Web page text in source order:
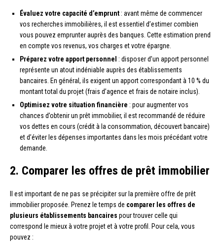
Évaluez votre capacité d’emprunt : avant même de commencer
vos recherches immobilières, il est essentiel d’estimer combien
vous pouvez emprunter auprès des banques. Cette estimation prend
en compte vos revenus, vos charges et votre épargne.
Préparez votre apport personnel : disposer d’un apport personnel
représente un atout indéniable auprès des établissements
bancaires. En général, ils exigent un apport correspondant à 10 % du
montant total du projet (frais d’agence et frais de notaire inclus).
Optimisez votre situation financière : pour augmenter vos
chances d’obtenir un prêt immobilier, il est recommandé de réduire
vos dettes en cours (crédit à la consommation, découvert bancaire)
et d’éviter les dépenses importantes dans les mois précédant votre
demande.
2. Comparer les offres de prêt immobilier
Il est important de ne pas se précipiter sur la première offre de prêt
immobilier proposée. Prenez le temps de comparer les offres de
plusieurs établissements bancaires pour trouver celle qui
correspond le mieux à votre projet et à votre profil. Pour cela, vous
pouvez :